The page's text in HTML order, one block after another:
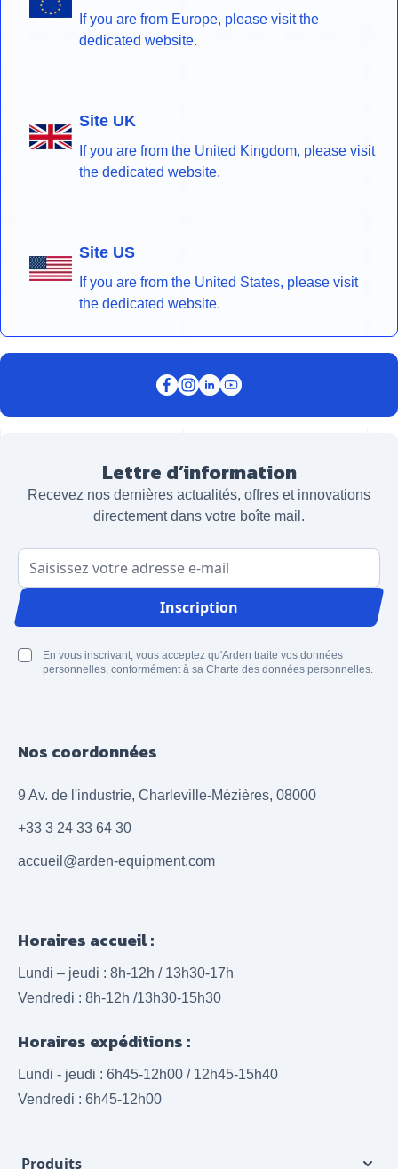
If you are from Europe, please visit the
dedicated website.
Site UK
If you are from the United Kingdom, please visit
the dedicated website.
Site US
If you are from the United States, please visit
the dedicated website.
Lettre d’information
Recevez nos dernières actualités, offres et innovations
directement dans votre boîte mail.
Adresse email
Inscription
En vous inscrivant, vous acceptez qu'Arden traite vos données
personnelles, conformément à sa Charte des données personnelles.
Nos coordonnées
9 Av. de l'industrie, Charleville-Mézières, 08000
+33 3 24 33 64 30
accueil@arden-equipment.com
Horaires accueil :
Lundi – jeudi : 8h-12h / 13h30-17h
Vendredi : 8h-12h /13h30-15h30
Horaires expéditions :
Lundi - jeudi : 6h45-12h00 / 12h45-15h40
Vendredi : 6h45-12h00
Produits